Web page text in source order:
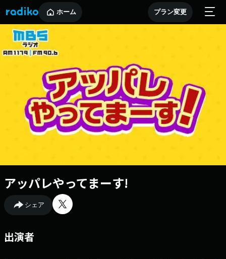
ホーム プラン変更
アッパレやってまーす!
シェア
出演者